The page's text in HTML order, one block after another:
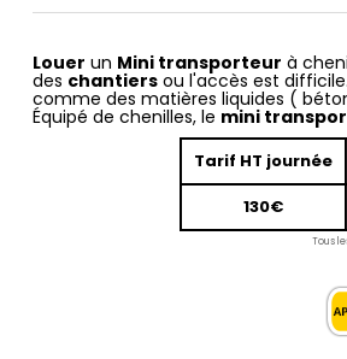
Louer un Mini transporteur à
des chantiersou l'accès est
comme des matières liquides (
Équipé de chenilles, le mini
Tarif HT journée
130€
Tous